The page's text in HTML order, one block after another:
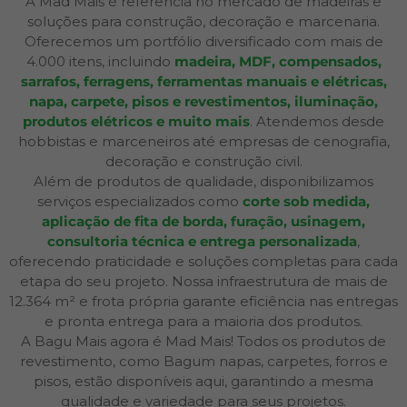
soluções para construção, decoração e marcenaria.
Oferecemos um portfólio diversificado com mais de
4.000 itens, incluindo madeira, MDF, compensados,
sarrafos, ferragens, ferramentas manuais e elétricas,
napa, carpete, pisos e revestimentos, iluminação,
produtos elétricos e muito mais. Atendemos desde
hobbistas e marceneiros até empresas de cenografia,
decoração e construção civil.
Além de produtos de qualidade, disponibilizamos
serviços especializados como corte sob medida,
aplicação de fita de borda, furação, usinagem,
consultoria técnica e entrega personalizada,
oferecendo praticidade e soluções completas para cada
etapa do seu projeto. Nossa infraestrutura de mais de
12.364 m² e frota própria garante eficiência nas entregas
e pronta entrega para a maioria dos produtos.
A Bagu Mais agora é Mad Mais! Todos os produtos de
revestimento, como Bagum napas, carpetes, forros e
pisos, estão disponíveis aqui, garantindo a mesma
qualidade e variedade para seus projetos.